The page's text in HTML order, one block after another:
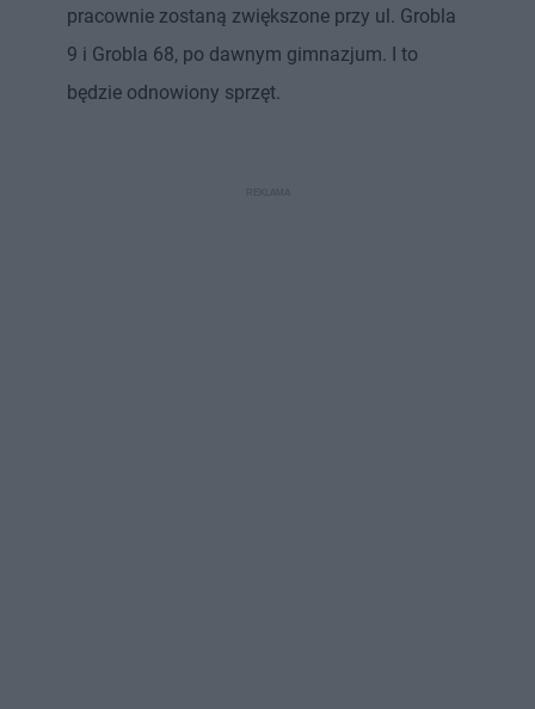
pracownie zostaną zwiększone przy ul. Grobla
9 i Grobla 68, po dawnym gimnazjum. I to
będzie odnowiony sprzęt.